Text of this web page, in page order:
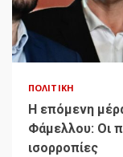
ΠΟΛΙΤΙΚΉ
H επόμενη
Φάμελλου: Οι
ισορροπίες